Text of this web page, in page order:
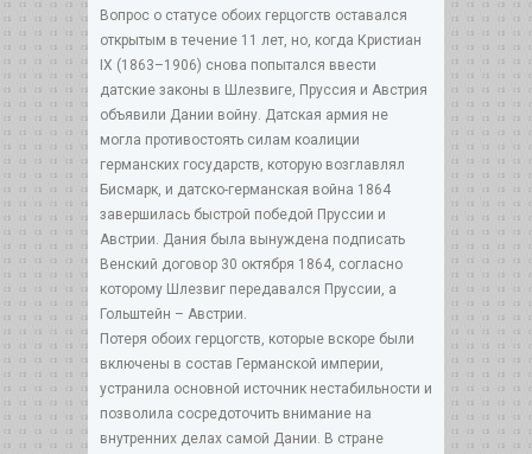
Вопрос о статусе обоих герцогств оставался
открытым в течение 11 лет, но, когда Кристиан
IХ (1863–1906) снова попытался ввести
датские законы в Шлезвиге, Пруссия и Австрия
объявили Дании войну. Датская армия не
могла противостоять силам коалиции
германских государств, которую возглавлял
Бисмарк, и датско-германская война 1864
завершилась быстрой победой Пруссии и
Австрии. Дания была вынуждена подписать
Венский договор 30 октября 1864, согласно
которому Шлезвиг передавался Пруссии, а
Гольштейн – Австрии.
Потеря обоих герцогств, которые вскоре были
включены в состав Германской империи,
устранила основной источник нестабильности и
позволила сосредоточить внимание на
внутренних делах самой Дании. В стране